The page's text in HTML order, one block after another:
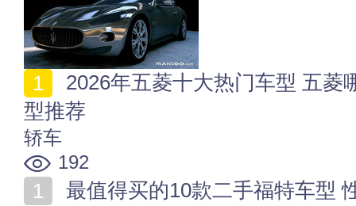
型推荐
轿车
192